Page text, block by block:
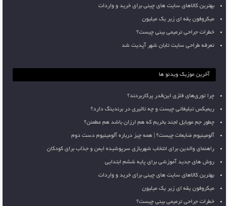
بهترین کالاهای سایت های چینی برای خرید و واردات
میکروفون یقه ای زیر یک میلیون
خطرات جراحی ترمیمی بینی چیست؟
تعرفه طراحی سایت تابان شهر آپدیت شد
آخرین موزیک ویدئو ها
چرا توری‌های فلزی این‌قدر پرکاربردند؟
ریمیکس تبلیغاتی چیست و چه تاثیری در برندینگ دارد؟
چطور جم موبایل لجند بخریم که هم ارزان باشد هم مطمئن؟
آلومینیوم ضایعات چیست؟ | همه چیز درباره آلومینیوم دست دوم
راهنمای والدین برای انتخاب شهربازی سرپوشیده ایمن و جذاب برای کودکان
روش های جدید آموزشی برای پایه ششم ابتدایی
بهترین کالاهای سایت های چینی برای خرید و واردات
میکروفون یقه ای زیر یک میلیون
خطرات جراحی ترمیمی بینی چیست؟